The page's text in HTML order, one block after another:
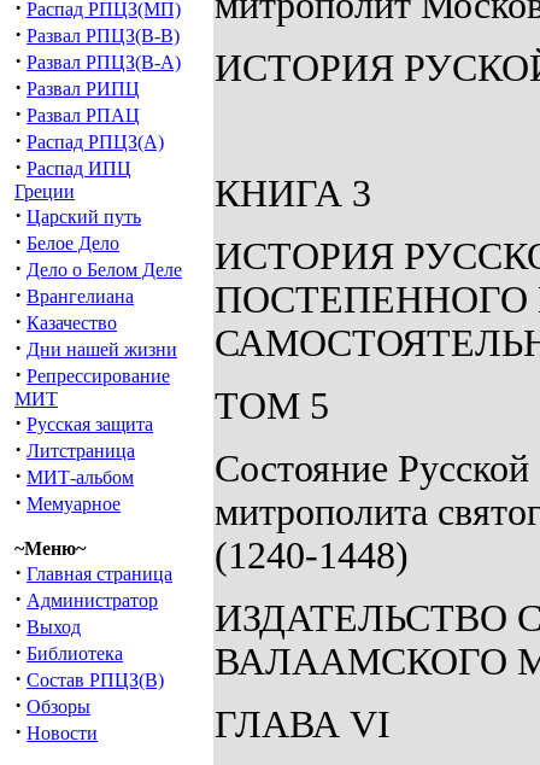
· Распад РПЦЗ(МП)
· Развал РПЦЗ(В-В)
· Развал РПЦЗ(В-А)
· Развал РИПЦ
· Развал РПАЦ
· Распад РПЦЗ(А)
· Распад ИПЦ
Греции
· Царский путь
· Белое Дело
· Дело о Белом Деле
· Врангелиана
· Казачество
· Дни нашей жизни
· Репрессирование
МИТ
· Русская защита
· Литстраница
· МИТ-альбом
· Мемуарное
~Меню~
· Главная страница
· Администратор
· Выход
· Библиотека
· Состав РПЦЗ(В)
· Обзоры
· Новости
ИСТОРИЯ
КНИГА 3
ИСТОРИЯ
ПОСТЕПЕННОГО
ТОМ 5
Состояние
митрополита
(1240-1448)
ИЗДАТЕЛЬСТВО
ВАЛААМСКОГО
ГЛАВА VI